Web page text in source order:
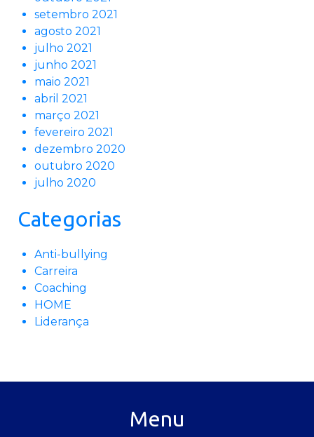
setembro 2021
agosto 2021
julho 2021
junho 2021
maio 2021
abril 2021
março 2021
fevereiro 2021
dezembro 2020
outubro 2020
julho 2020
Categorias
Anti-bullying
Carreira
Coaching
HOME
Liderança
Menu